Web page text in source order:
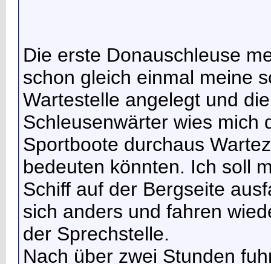
Die erste Donauschleuse
schon gleich einmal meine
Wartestelle angelegt und
Schleusenwärter wies mich
Sportboote durchaus
bedeuten könnten. Ich soll
Schiff auf der Bergseite
sich anders und fahren
der Sprechstelle.
Nach über zwei Stunden